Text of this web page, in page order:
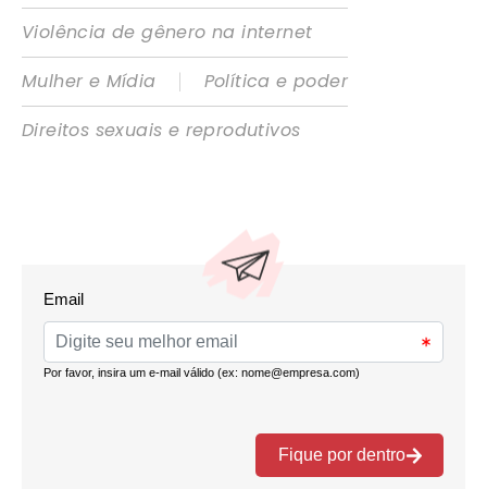
Violência de gênero na internet
Mulher e Mídia
|
Política e poder
Direitos sexuais e reprodutivos